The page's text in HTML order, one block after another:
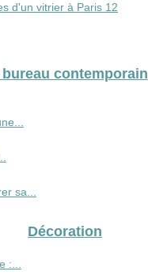
d'un vitrier à Paris 12
bureau contemporain
sa...
Décoration
:...